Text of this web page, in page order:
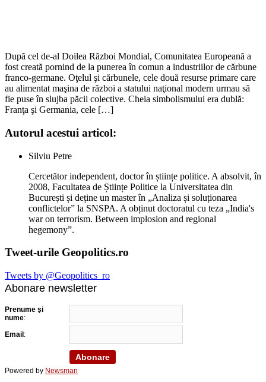
După cel de-al Doilea Război Mondial, Comunitatea Europeană a
fost creată pornind de la punerea în comun a industriilor de cărbune
franco-germane. Oţelul şi cărbunele, cele două resurse primare care
au alimentat maşina de război a statului naţional modern urmau să
fie puse în slujba păcii colective. Cheia simbolismului era dublă:
Franţa şi Germania, cele […]
Autorul acestui articol:
Silviu Petre
Cercetător independent, doctor în științe politice. A absolvit, în
2008, Facultatea de Științe Politice la Universitatea din
București și deține un master în „Analiza și soluționarea
conflictelor” la SNSPA. A obținut doctoratul cu teza „India's
war on terrorism. Between implosion and regional
hegemony”.
Tweet-urile Geopolitics.ro
Tweets by @Geopolitics_ro
Abonare newsletter
Prenume şi
nume:
Email :
Powered by Newsman